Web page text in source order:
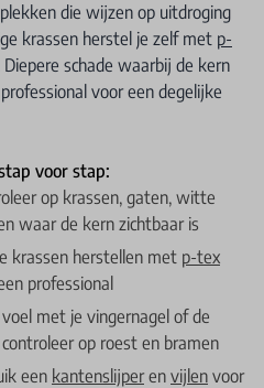
die wijzen op uitdroging
krassen herstel je zelf met p-
Diepere schade waarbij de kern
voor een degelijke
voor stap:
op krassen, gaten, witte
waar de kern zichtbaar is
krassen herstellen met p-tex
professional
met je vingernagel of de
op roest en bramen
een kantenslijperen vijlen voor